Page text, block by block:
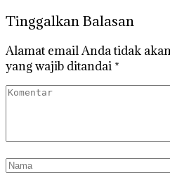
Tinggalkan Balasan
Alamat email Anda tidak
yang wajib ditandai *